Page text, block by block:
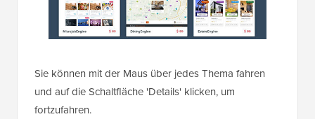
Sie können mit der Maus über jedes Thema fahren
und auf die Schaltfläche 'Details' klicken, um
fortzufahren.